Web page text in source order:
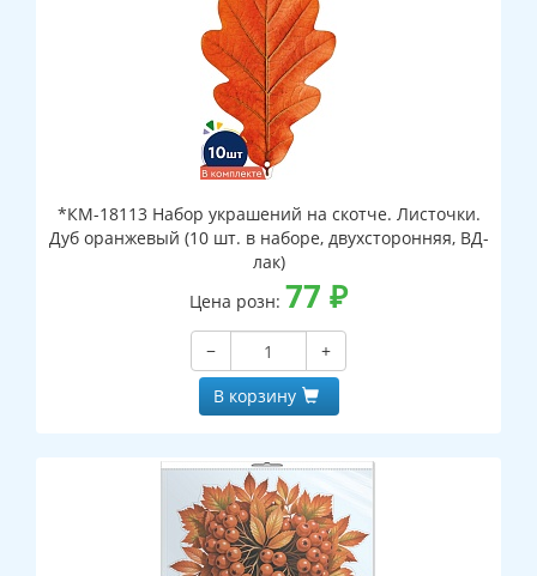
*КМ-18113 Набор украшений на скотче. Листочки.
Дуб оранжевый (10 шт. в наборе, двухсторонняя, ВД-
лак)
Цена розн: 77 ₽
−
+
В корзину